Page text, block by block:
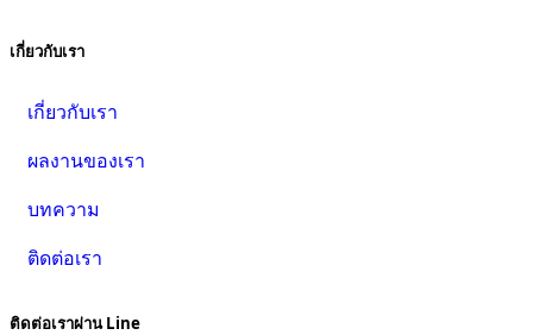
เกี่ยวกับเรา
เกี่ยวกับเรา
ผลงานของเรา
บทความ
ติดต่อเรา
ติดต่อเราผ่าน Line